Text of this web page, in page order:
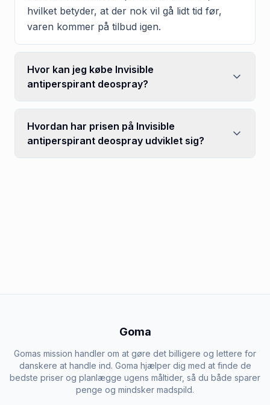
hvilket betyder, at der nok vil gå lidt tid før,
varen kommer på tilbud igen.
Hvor kan jeg købe Invisible
antiperspirant deospray?
Hvordan har prisen på Invisible
antiperspirant deospray udviklet sig?
Goma
Gomas mission handler om at gøre det billigere og lettere for
danskere at handle ind. Goma hjælper dig med at finde de
bedste priser og planlægge ugens måltider, så du både sparer
penge og mindsker madspild.